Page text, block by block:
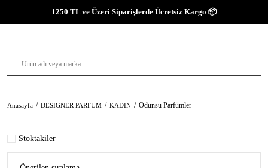
1250 TL ve Üzeri Siparişlerde Ücretsiz Kargo 📦
Anasayfa DESIGNER PARFUM KADIN Odunsu Parfümler
Stoktakiler